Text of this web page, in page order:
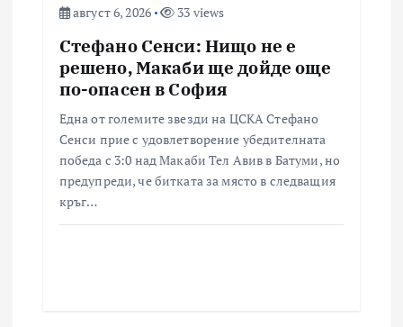
август 6, 2026
33 views
Стефано Сенси: Нищо не е
решено, Макаби ще дойде още
по-опасен в София
Една от големите звезди на ЦСКА Стефано
Сенси прие с удовлетворение убедителната
победа с 3:0 над Макаби Тел Авив в Батуми, но
предупреди, че битката за място в следващия
кръг…